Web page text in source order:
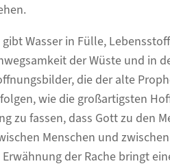
Wasser in Fülle,
der Wüste und in
die der alte
wie die großartigsten
zu fassen, dass Gott zu den
Menschen und
der Rache bringt